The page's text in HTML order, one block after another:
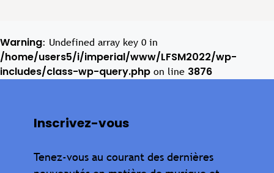
Warning: Undefined array key 0 in
/home/users5/i/imperial/www/LFSM2022/wp-
includes/class-wp-query.php on line 3876
Inscrivez-vous
Tenez-vous au courant des dernières